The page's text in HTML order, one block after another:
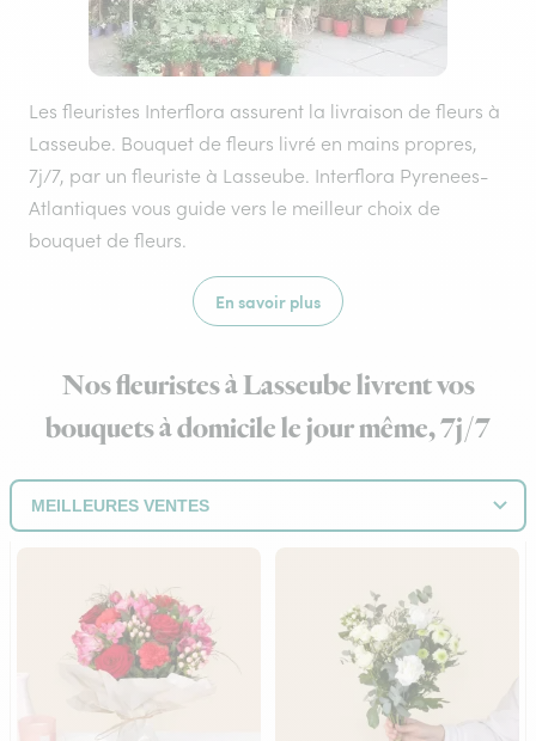
Les fleuristes Interflora assurent la livraison de fleurs à
Lasseube. Bouquet de fleurs livré en mains propres,
7j/7, par un fleuriste à Lasseube. Interflora Pyrenees-
Atlantiques vous guide vers le meilleur choix de
bouquet de fleurs.
En savoir plus
Nos fleuristes à Lasseube livrent vos
bouquets à domicile le jour même, 7j/7